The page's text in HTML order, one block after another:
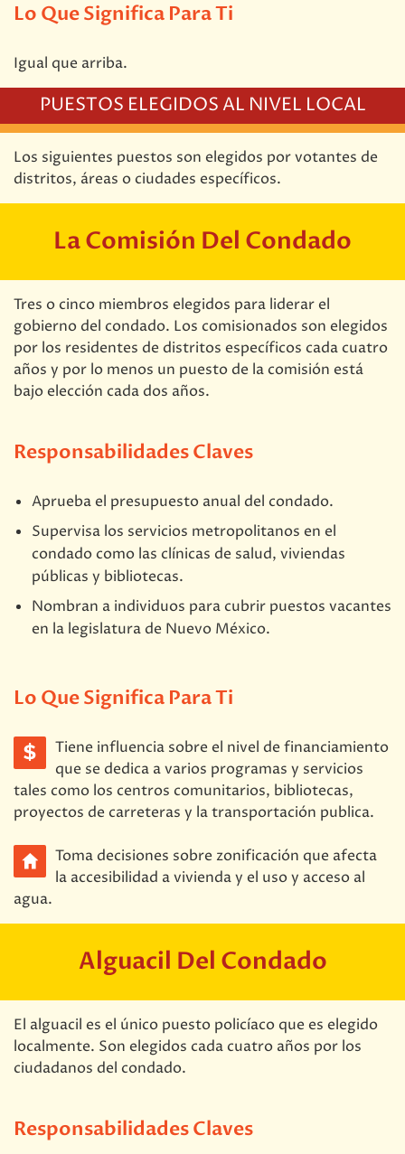
Lo Que Significa Para Ti
Igual que arriba.
PUESTOS ELEGIDOS AL NIVEL LOCAL
Los siguientes puestos son elegidos por votantes de
distritos, áreas o ciudades específicos.
La Comisión Del Condado
Tres o cinco miembros elegidos para liderar el
gobierno del condado. Los comisionados son elegidos
por los residentes de distritos específicos cada cuatro
años y por lo menos un puesto de la comisión está
bajo elección cada dos años.
Responsabilidades Claves
Aprueba el presupuesto anual del condado.
Supervisa los servicios metropolitanos en el
condado como las clínicas de salud, viviendas
públicas y bibliotecas.
Nombran a individuos para cubrir puestos vacantes
en la legislatura de Nuevo México.
Lo Que Significa Para Ti
Tiene influencia sobre el nivel de financiamiento
que se dedica a varios programas y servicios
tales como los centros comunitarios, bibliotecas,
proyectos de carreteras y la transportación publica.
Toma decisiones sobre zonificación que afecta
la accesibilidad a vivienda y el uso y acceso al
agua.
Alguacil Del Condado
El alguacil es el único puesto policíaco que es elegido
localmente. Son elegidos cada cuatro años por los
ciudadanos del condado.
Responsabilidades Claves